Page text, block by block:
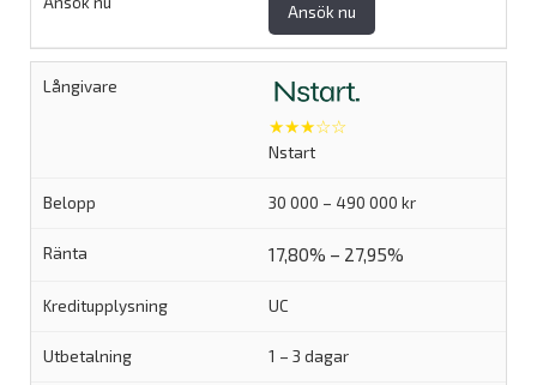
Ansök nu
★★★☆☆
Nstart
30 000 – 490 000 kr
17,80% – 27,95%
UC
1 – 3 dagar